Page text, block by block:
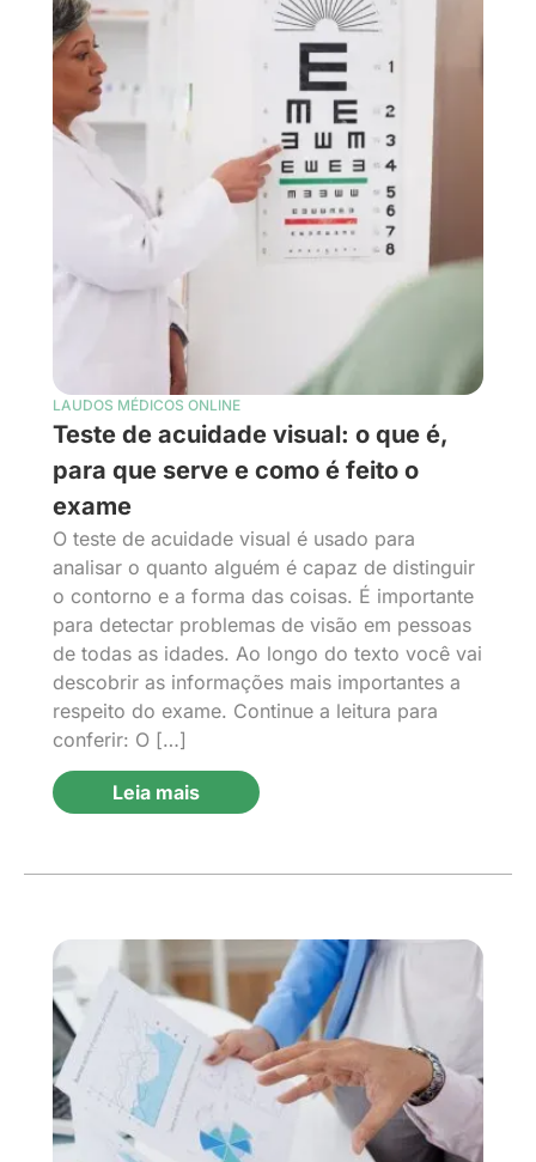
LAUDOS MÉDICOS ONLINE
Teste de acuidade visual: o que é,
para que serve e como é feito o
exame
O teste de acuidade visual é usado para
analisar o quanto alguém é capaz de distinguir
o contorno e a forma das coisas. É importante
para detectar problemas de visão em pessoas
de todas as idades. Ao longo do texto você vai
descobrir as informações mais importantes a
respeito do exame. Continue a leitura para
conferir: O […]
Leia mais